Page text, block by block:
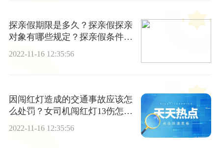
探亲假期限是多久？探亲假探亲
对象有哪些规定？探亲假条件有
2022-11-16 12:35:56
因闯红灯造成的交通事故应该怎
么处罚？女司机闯红灯13伤怎么
处罚？
2022-11-16 12:35:56